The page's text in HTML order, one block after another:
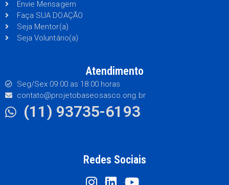
Envie Mensagem
Faça SUA DOAÇÃO
Seja Mentor(a)
Seja Voluntário(a)
Atendimento
Seg/Sex 09:00 as 18:00 horas
contato@projetobaseosasco.ong.br
(11) 93735-6193
Redes Sociais